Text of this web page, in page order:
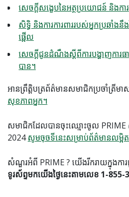
សេចក្តីសង្ខេបនៃអត្ថប្រយោជន៍ និងក
សិទ្ធិ និងការការពាររបស់អ្នកប្រឆាំងនឹង
ផ្អើល
សេចក្តីជូនដំណឹងស្តីពីការបង្ហាញការធ
បាន។
អាន​ព្រឹត្តិបត្រ​ព័ត៌មាន​សមាជិក​ប្រចាំ​ត្រី
សុខភាពអ្នក​។
សមាជិកដែលបានចុះឈ្មោះចូល PRIME
2024សូមចុចទីនេះសម្រាប់ព័ត៌មានលម្អិ
សំណួរអំពី PRIME ? យើងរីករាយក្នុងកា
ទូរស័ព្ទមកយើងថ្ងៃនេះតាមលេខ 1-